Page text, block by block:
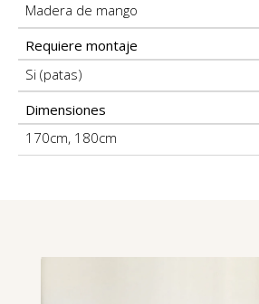
Madera de mango
Requiere montaje
Si (patas)
Dimensiones
170cm, 180cm